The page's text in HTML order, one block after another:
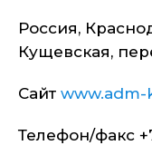
Россия,
Кущевская,
Сайт www.adm-
Телефон/факс